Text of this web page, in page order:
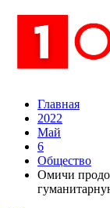
Главная
2022
Май
6
Общество
Омичи